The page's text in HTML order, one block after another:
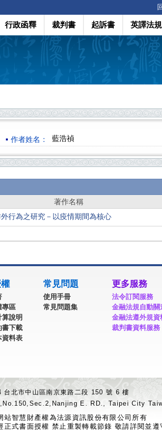
行政函釋 裁判書 起訴書 英譯法規
作者姓名： 藍浩禎
著作名稱
行為之研究－以疫情期間為核心
專區
說明
書下載
資料表
常見問題
使用手冊
常見問題集
更多服務
法令訂閱服務
金融法規自動
金融法遵外規資
裁判書資料服務
台北市中山區南京東路二段 150 號 6 樓
E. RD., Taipei City
站智慧財產權為法源資訊股份有限公司所有
正式書面授權 禁止重製轉載節錄 敬請詳閱並遵